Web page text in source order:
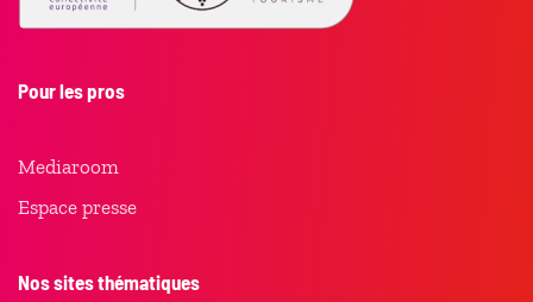
Pour les pros
Mediaroom
Espace presse
Nos sites thématiques